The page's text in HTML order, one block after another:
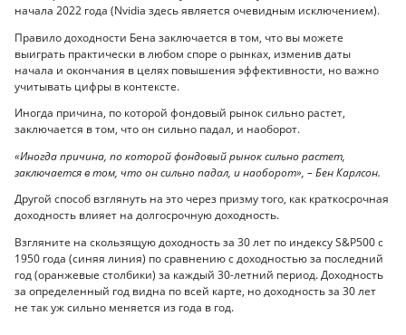
начала 2022 года (Nvidia здесь является очевидным исключением).
Правило доходности Бена заключается в том, что вы можете
выиграть практически в любом споре о рынках, изменив даты
начала и окончания в целях повышения эффективности, но важно
учитывать цифры в контексте.
Иногда причина, по которой фондовый рынок сильно растет,
заключается в том, что он сильно падал, и наоборот.
«Иногда причина, по которой фондовый рынок сильно растет,
заключается в том, что он сильно падал, и наоборот», – Бен Карлсон.
Другой способ взглянуть на это через призму того, как краткосрочная
доходность влияет на долгосрочную доходность.
Взгляните на скользящую доходность за 30 лет по индексу S&P500 с
1950 года (синяя линия) по сравнению с доходностью за последний
год (оранжевые столбики) за каждый 30-летний период. Доходность
за определенный год видна по всей карте, но доходность за 30 лет
не так уж сильно меняется из года в год.